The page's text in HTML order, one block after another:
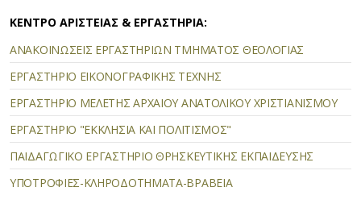
ΚΕΝΤΡΟ ΑΡΙΣΤΕΙΑΣ & ΕΡΓΑΣΤΗΡΙΑ:
ΑΝΑΚΟΙΝΩΣΕΙΣ ΕΡΓΑΣΤΗΡΙΩΝ ΤΜΗΜΑΤΟΣ ΘΕΟΛΟΓΙΑΣ
ΕΡΓΑΣΤΗΡΙΟ ΕΙΚΟΝΟΓΡΑΦΙΚΗΣ ΤΕΧΝΗΣ
ΕΡΓΑΣΤΗΡΙΟ ΜΕΛΕΤΗΣ ΑΡΧΑΙΟΥ ΑΝΑΤΟΛΙΚΟΥ ΧΡΙΣΤΙΑΝΙΣΜΟΥ
ΕΡΓΑΣΤΗΡΙΟ "ΕΚΚΛΗΣΙΑ ΚΑΙ ΠΟΛΙΤΙΣΜΟΣ"
ΠΑΙΔΑΓΩΓΙΚΟ ΕΡΓΑΣΤΗΡΙΟ ΘΡΗΣΚΕΥΤΙΚΗΣ ΕΚΠΑΙΔΕΥΣΗΣ
ΥΠΟΤΡΟΦΙΕΣ-ΚΛΗΡΟΔΟΤΗΜΑΤΑ-ΒΡΑΒΕΙΑ